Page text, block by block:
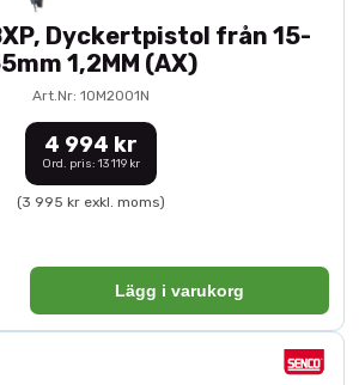
Dyckertpistol från 15-
1,2MM (AX)
Art.Nr: 10M2001N
4 994 kr
Ord. pris: 13 119 kr
(3 995 kr exkl. moms)
Lägg i varukorg